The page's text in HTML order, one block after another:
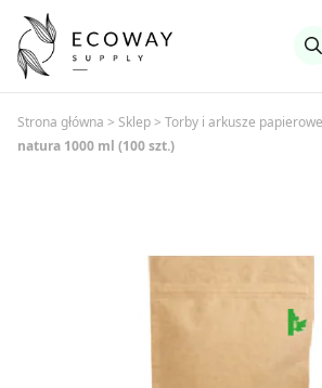
Strona główna > Sklep> Torby i arkusze papierowe
natura 1000 ml (100 szt.)